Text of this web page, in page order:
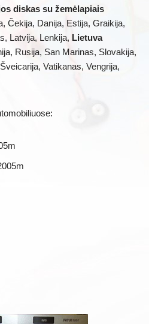
diskas su žemėlapiais
Čekija, Danija, Estija, Graikija,
Latvija, Lenkija, Lietuva
Rusija, San Marinas, Slovakija,
Vatikanas, Vengrija,